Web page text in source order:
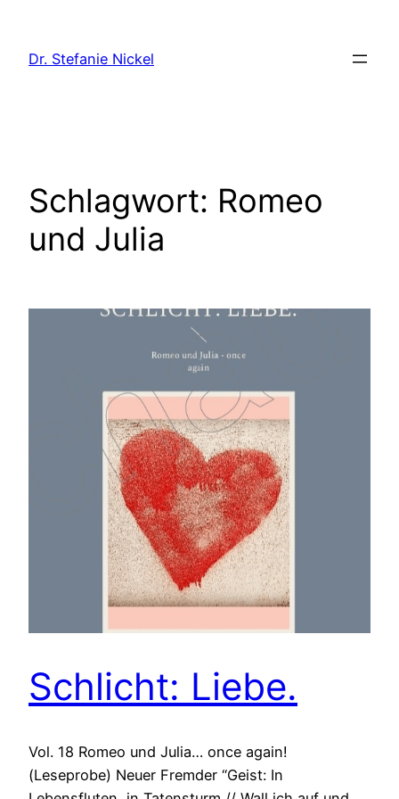
InhaltDr. Stefanie Nickel
Schlagwort: Romeo
und Julia
Schlicht: Liebe.
Vol. 18 Romeo und Julia… once again!
(Leseprobe) Neuer Fremder “Geist: In